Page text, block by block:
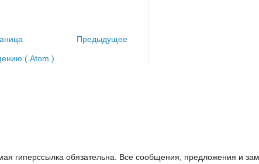
Предыдущее
( Atom )
гиперссылка обязательна. Все сообщения, предложения и